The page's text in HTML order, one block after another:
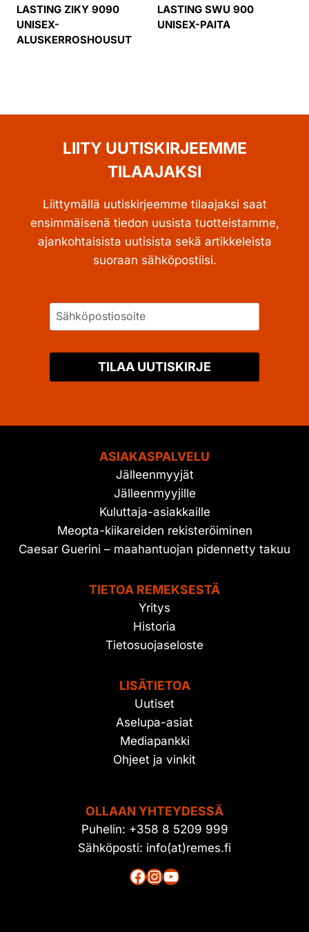
LASTING ZIKY 9090
UNISEX-
ALUSKERROSHOUSUT
LASTING SWU 900
UNISEX-PAITA
LIITY UUTISKIRJEEMME
TILAAJAKSI
Liittymällä uutiskirjeemme tilaajaksi saat
ensimmäisenä tiedon uusista tuotteistamme,
ajankohtaisista uutisista sekä artikkeleista
suoraan sähköpostiisi.
TILAA UUTISKIRJE
ASIAKASPALVELU
Jälleenmyyjät
Jälleenmyyjille
Kuluttaja-asiakkaille
Meopta-kiikareiden rekisteröiminen
Caesar Guerini – maahantuojan pidennetty takuu
TIETOA REMEKSESTÄ
Yritys
Historia
Tietosuojaseloste
LISÄTIETOA
Uutiset
Aselupa-asiat
Mediapankki
Ohjeet ja vinkit
OLLAAN YHTEYDESSÄ
Puhelin: +358 8 5209 999
Sähköposti: info(at)remes.fi
Facebook
Instagram
YouTube